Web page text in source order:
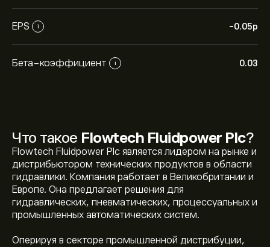
EPS i -0.05‎p‎
Бета-коэффициент i 0.03
Что такое Flowtech Fluidpower Plc?
Flowtech Fluidpower Plc является лидером на рынке и
дистрибьютором технических продуктов в области
гидравлики. Компания работает в Великобритании и
Европе. Она предлагает решения для
гидравлических, пневматических, процессуальных и
промышленных автоматических систем.
Оперируя в секторе промышленной дистрибуции,